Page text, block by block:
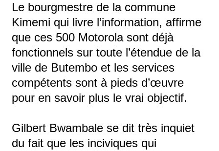
Le bourgmestre de la commune
Kimemi qui livre l’information, affirme
que ces 500 Motorola sont déjà
fonctionnels sur toute l’étendue de la
ville de Butembo et les services
compétents sont à pieds d’œuvre
pour en savoir plus le vrai objectif.
Gilbert Bwambale se dit très inquiet
du fait que les inciviques qui